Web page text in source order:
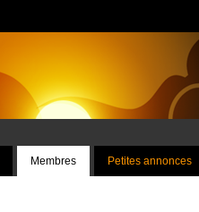
Membres Petites annonces